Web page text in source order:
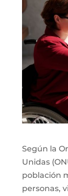
Según la
Unidas
población
personas,